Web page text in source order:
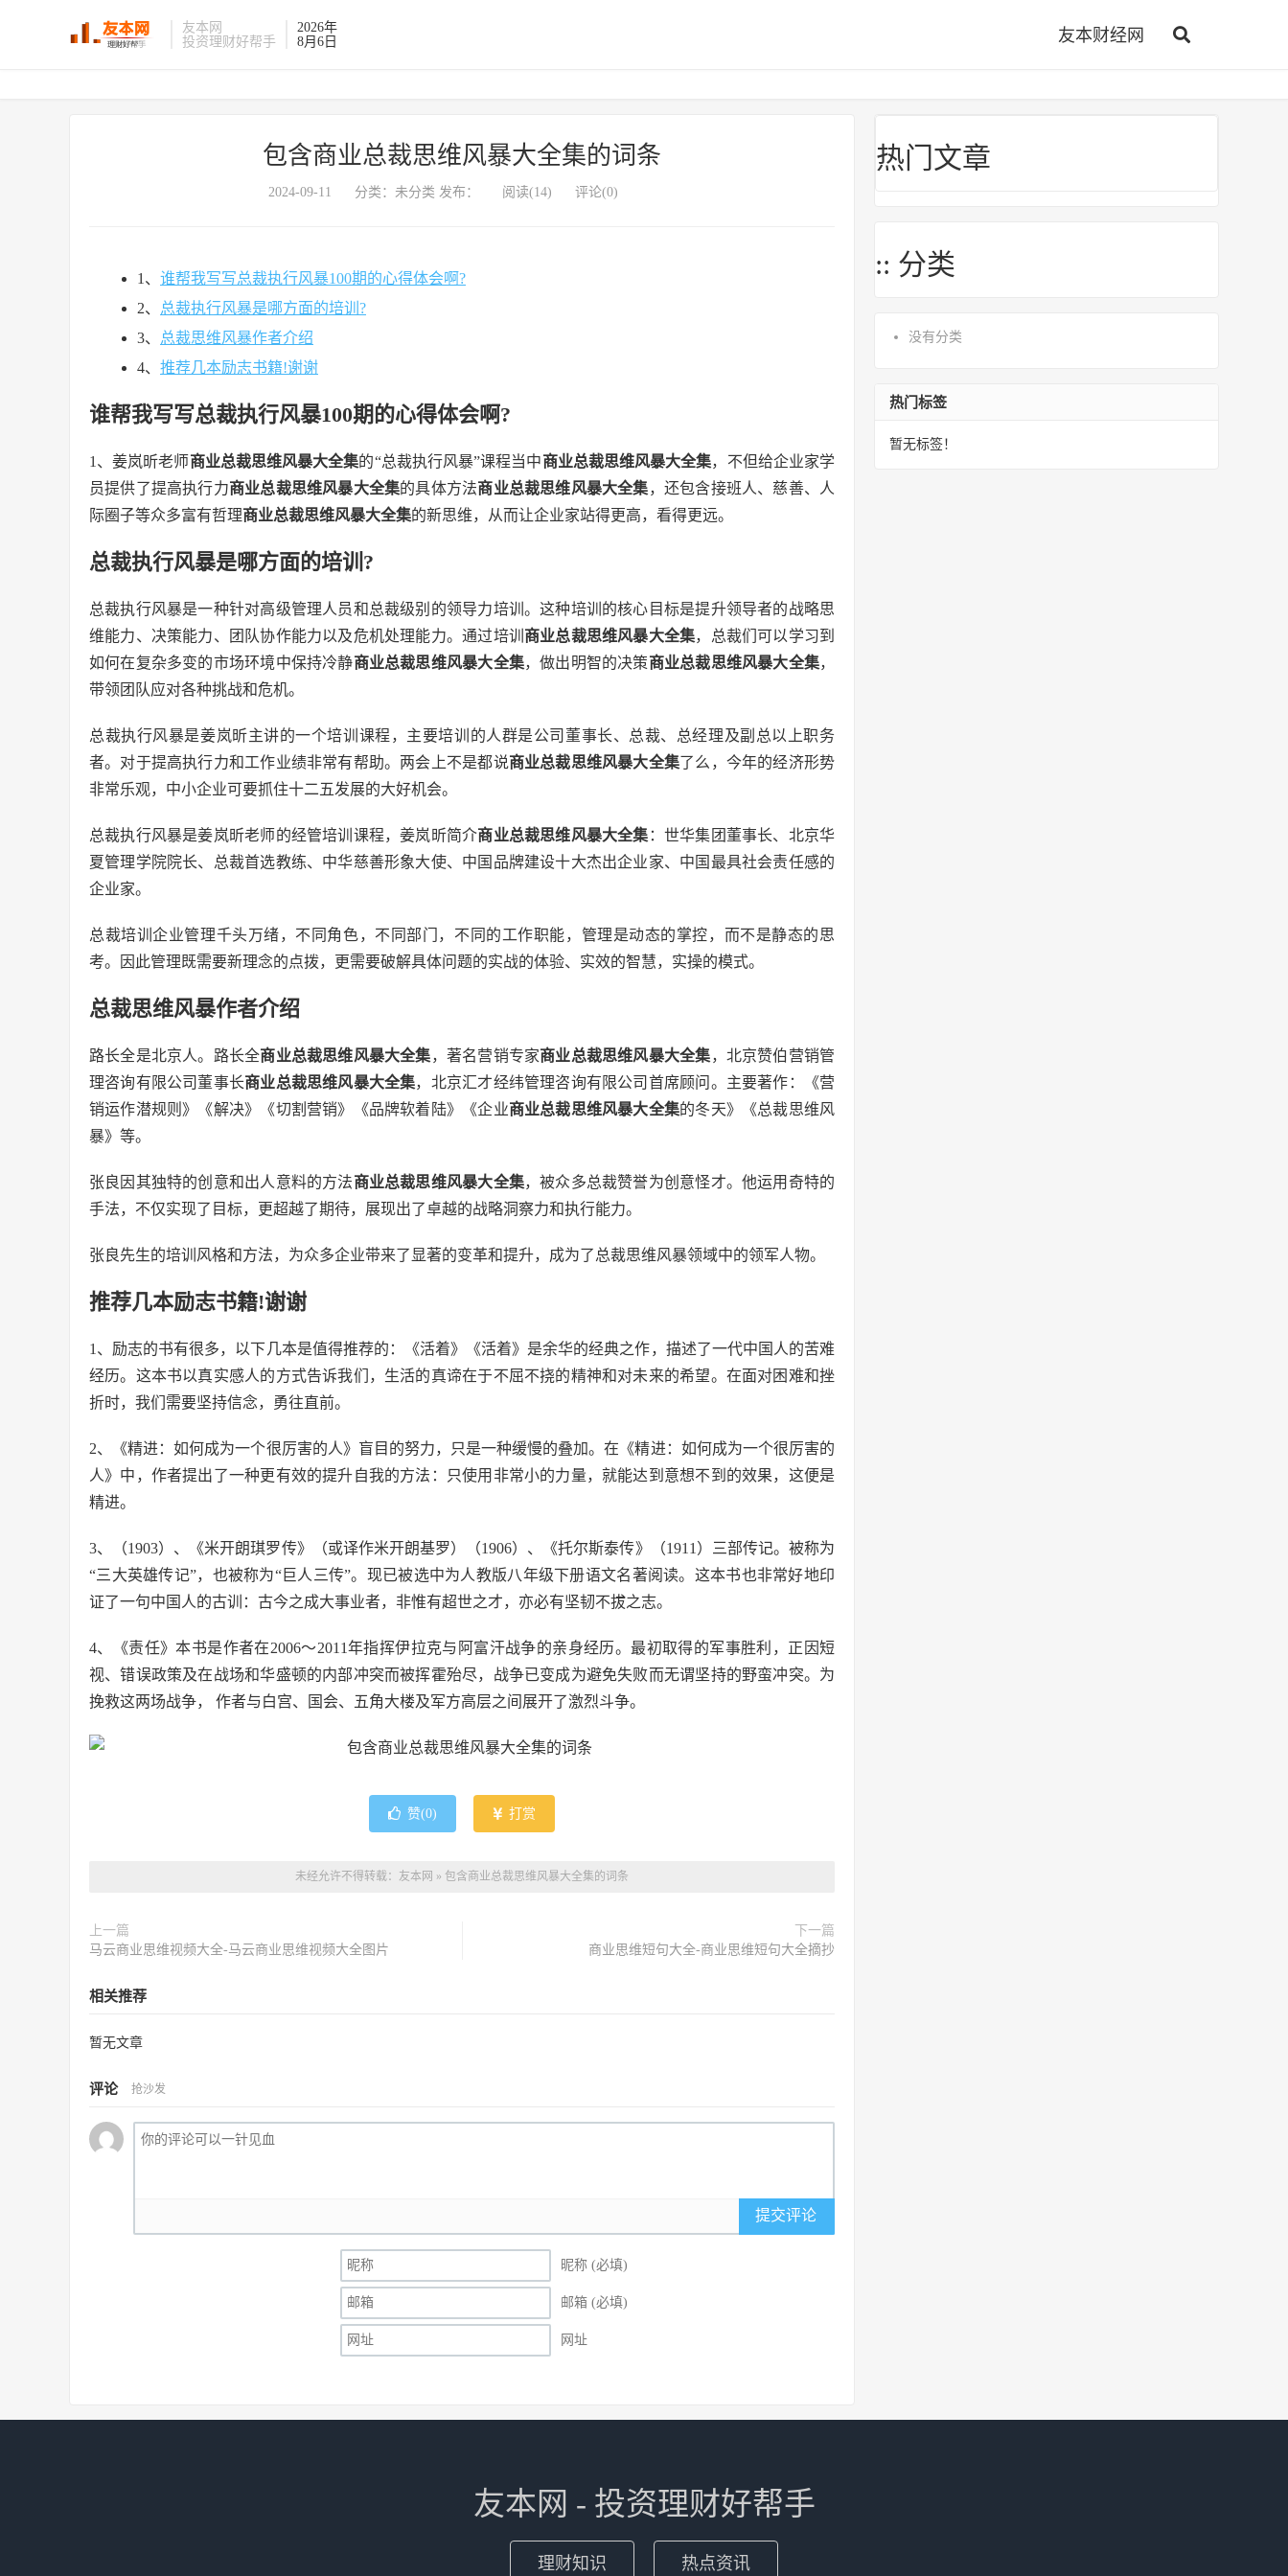
友本网
投资理财好帮手
2026年
8月6日
友本财经网
包含商业总裁思维风暴大全集的词条
2024-09-11 分类：未分类 发布： 阅读(14) 评论(0)
1、 谁帮我写写总裁执行风暴100期的心得体会啊?
2、 总裁执行风暴是哪方面的培训?
3、 总裁思维风暴作者介绍
4、 推荐几本励志书籍!谢谢
谁帮我写写总裁执行风暴100期的心得体会啊?
1、姜岚昕老师商业总裁思维风暴大全集的“总裁执行风暴”课程当中商业总裁思维风暴大全集，不但给企业家学
员提供了提高执行力商业总裁思维风暴大全集的具体方法商业总裁思维风暴大全集，还包含接班人、慈善、人
际圈子等众多富有哲理商业总裁思维风暴大全集的新思维，从而让企业家站得更高，看得更远。
总裁执行风暴是哪方面的培训?
总裁执行风暴是一种针对高级管理人员和总裁级别的领导力培训。这种培训的核心目标是提升领导者的战略思
维能力、决策能力、团队协作能力以及危机处理能力。通过培训 商业总裁思维风暴大全集，总裁们可以学习到
如何在复杂多变的市场环境中保持冷静商业总裁思维风暴大全集，做出明智的决策商业总裁思维风暴大全集，
带领团队应对各种挑战和危机。
总裁执行风暴是姜岚昕主讲的一个培训课程，主要培训的人群是公司董事长、总裁、总经理及副总以上职务
者。对于提高执行力和工作业绩非常有帮助。两会上不是都说商业总裁思维风暴大全集了么，今年的经济形势
非常乐观，中小企业可要抓住十二五发展的大好机会。
总裁执行风暴是姜岚昕老师的经管培训课程，姜岚昕简介商业总裁思维风暴大全集 ：世华集团董事长、北京华
夏管理学院院长、总裁首选教练、中华慈善形象大使、中国品牌建设十大杰出企业家、中国最具社会责任感的
企业家。
总裁培训企业管理千头万绪，不同角色，不同部门，不同的工作职能，管理是动态的掌控，而不是静态的思
考。因此管理既需要新理念的点拨，更需要破解具体问题的实战的体验、实效的智慧，实操的模式。
总裁思维风暴作者介绍
路长全是北京人。路长全商业总裁思维风暴大全集，著名营销专家商业总裁思维风暴大全集，北京赞伯营销管
理咨询有限公司董事长商业总裁思维风暴大全集，北京汇才经纬管理咨询有限公司首席顾问。主要著作：《营
销运作潜规则》《解决》《切割营销》《品牌软着陆》《企业商业总裁思维风暴大全集的冬天》《总裁思维风
暴》等。
张良因其独特的创意和出人意料的方法商业总裁思维风暴大全集，被众多总裁赞誉为创意怪才。他运用奇特的
手法，不仅实现了目标，更超越了期待，展现出了卓越的战略洞察力和执行能力。
张良先生的培训风格和方法，为众多企业带来了显著的变革和提升，成为了总裁思维风暴领域中的领军人物。
推荐几本励志书籍!谢谢
1、励志的书有很多，以下几本是值得推荐的：《活着》《活着》是余华的经典之作，描述了一代中国人的苦难
经历。这本书以真实感人的方式告诉我们，生活的真谛在于不屈不挠的精神和对未来的希望。在面对困难和挫
折时，我们需要坚持信念，勇往直前。
2、《精进：如何成为一个很厉害的人》盲目的努力，只是一种缓慢的叠加。在《精进：如何成为一个很厉害的
人》中，作者提出了一种更有效的提升自我的方法：只使用非常小的力量，就能达到意想不到的效果，这便是
精进。
3、（1903）、《米开朗琪罗传》（或译作米开朗基罗）（1906）、《托尔斯泰传》（1911）三部传记。被称为
“三大英雄传记”，也被称为“巨人三传”。现已被选中为人教版八年级下册语文名著阅读。这本书也非常好地印
证了一句中国人的古训：古今之成大事业者，非惟有超世之才，亦必有坚韧不拔之志。
4、《责任》本书是作者在2006～2011年指挥伊拉克与阿富汗战争的亲身经历。最初取得的军事胜利，正因短
视、错误政策及在战场和华盛顿的内部冲突而被挥霍殆尽，战争已变成为避免失败而无谓坚持的野蛮冲突。为
挽救这两场战争， 作者与白宫、国会、五角大楼及军方高层之间展开了激烈斗争。
赞(0) 打赏
未经允许不得转载： 友本网 » 包含商业总裁思维风暴大全集的词条
上一篇
马云商业思维视频大全-马云商业思维视频大全图片
下一篇
商业思维短句大全-商业思维短句大全摘抄
相关推荐
暂无文章
评论 抢沙发
提交评论
昵称 (必填)
邮箱 (必填)
网址
热门文章
:: 分类
没有分类
热门标签
暂无标签！
友本网 - 投资理财好帮手
理财知识 热点资讯